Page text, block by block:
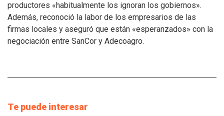
inconvenientes
de
los
tamberos
productores «habitualmente los ignoran los gobiernos».
Además, reconoció la labor de los empresarios de las
firmas locales y aseguró que están «esperanzados» con la
negociación entre SanCor y Adecoagro.
Te puede interesar